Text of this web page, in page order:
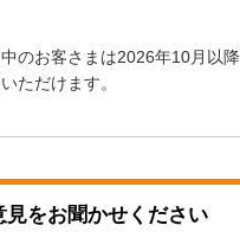
のお客さまは2026年10月以
ただけます。
をお聞かせください